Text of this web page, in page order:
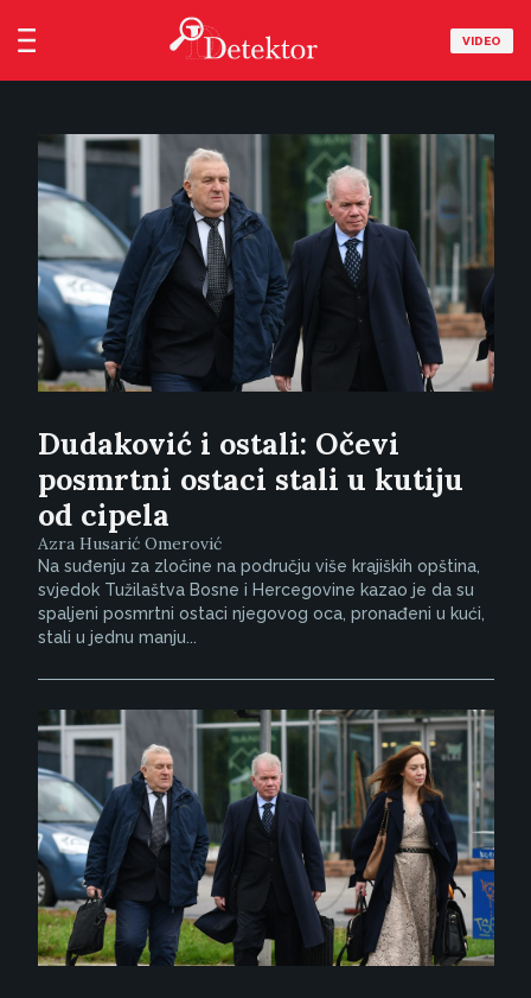
VIDEO
Dudaković i ostali: Očevi
posmrtni ostaci stali u kutiju
od cipela
Azra Husarić Omerović
Na suđenju za zločine na području više krajiških opština,
svjedok Tužilaštva Bosne i Hercegovine kazao je da su
spaljeni posmrtni ostaci njegovog oca, pronađeni u kući,
stali u jednu manju...